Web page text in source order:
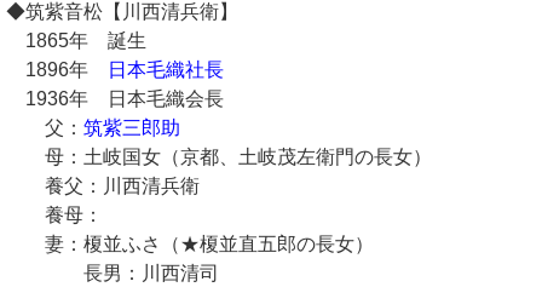
◆筑紫音松【川西清兵衛】
1865年 誕生
1896年
日本毛織社長
1936年 日本毛織会長
父： 筑紫三郎助
母：土岐国女（京都、土岐茂左衛門の長女）
養父：川西清兵衛
養母：
妻：榎並ふさ（★榎並直五郎の長女）
長男：川西清司